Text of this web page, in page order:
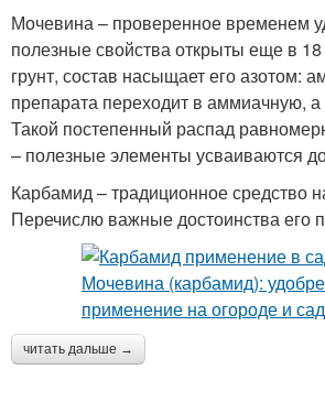
Мочевина – проверенное временем
полезные свойства открыты еще в
грунт, состав насыщает его азотом:
препарата переходит в аммиачную,
Такой постепенный распад
– полезные элементы усваиваются
Карбамид – традиционное средство
Перечислю важные достоинства его
читать дальше →